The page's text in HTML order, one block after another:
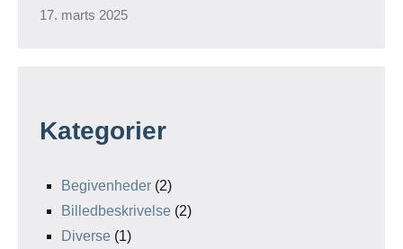
17. marts 2025
Kategorier
Begivenheder (2)
Billedbeskrivelse (2)
Diverse (1)